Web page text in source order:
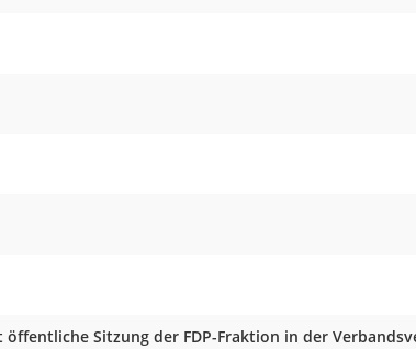
öffentliche Sitzung der FDP-Fraktion in der